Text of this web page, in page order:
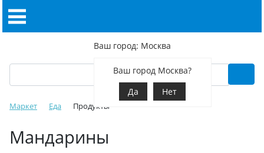
Ваш город: Москва
Ваш город Москва?
Да
Нет
Маркет Еда Продукты
Мандарины